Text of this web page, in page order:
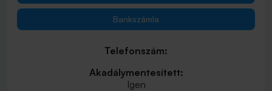
Bankszámla
Telefonszám:
Akadálymentesített:
Igen